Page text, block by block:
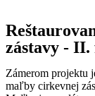
zástavy - II.
Zámerom projektu
maľby cirkevnej